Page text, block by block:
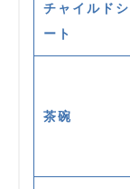
チャイルドシ
ート
茶碗